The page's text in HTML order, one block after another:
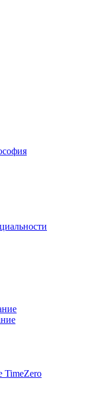
TimeZero